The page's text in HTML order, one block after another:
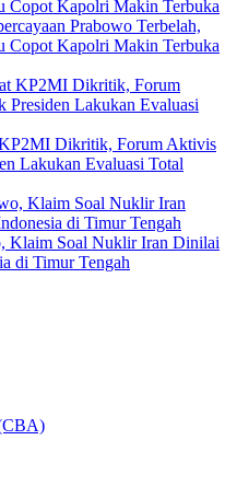
Prabowo Terbelah,
Copot Kapolri Makin Terbuka
Dikritik, Forum Aktivis
Lakukan Evaluasi Total
Klaim Soal Nuklir Iran Dinilai
di Timur Tengah